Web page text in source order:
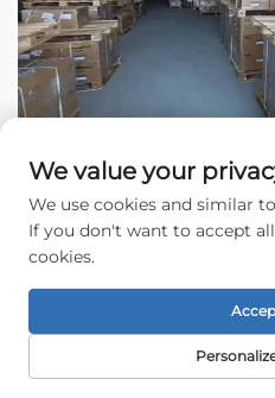
We value your
We use cookies and similar
If you don't want to accept
cookies.